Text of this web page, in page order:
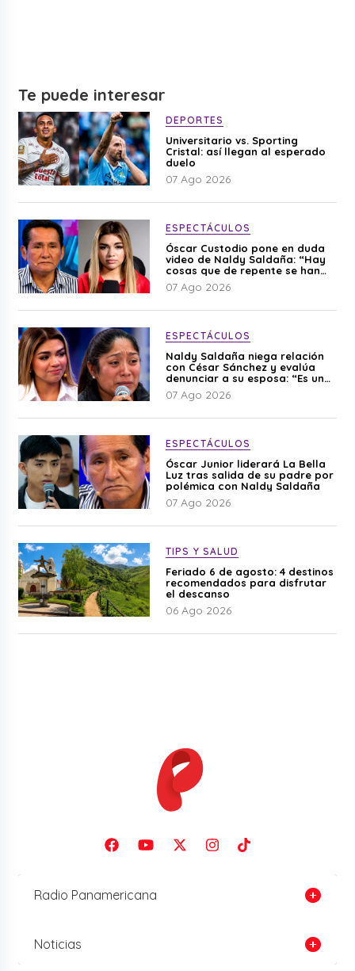
Te puede interesar
DEPORTES
Universitario vs. Sporting
Cristal: así llegan al esperado
duelo
07 Ago 2026
ESPECTÁCULOS
Óscar Custodio pone en duda
video de Naldy Saldaña: “Hay
cosas que de repente se han
editado”
07 Ago 2026
ESPECTÁCULOS
Naldy Saldaña niega relación
con César Sánchez y evalúa
denunciar a su esposa: “Es una
difamación”
07 Ago 2026
ESPECTÁCULOS
Óscar Junior liderará La Bella
Luz tras salida de su padre por
polémica con Naldy Saldaña
07 Ago 2026
TIPS Y SALUD
Feriado 6 de agosto: 4 destinos
recomendados para disfrutar
el descanso
06 Ago 2026
Radio Panamericana
Noticias